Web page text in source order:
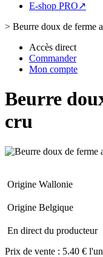
E-shop PRO↗
> Beurre doux de ferme
Accès direct
Commander
Mon compte
Beurre
cru
Origine Wallonie
Origine Belgique
En direct du producteur
Prix de vente : 5.40 €